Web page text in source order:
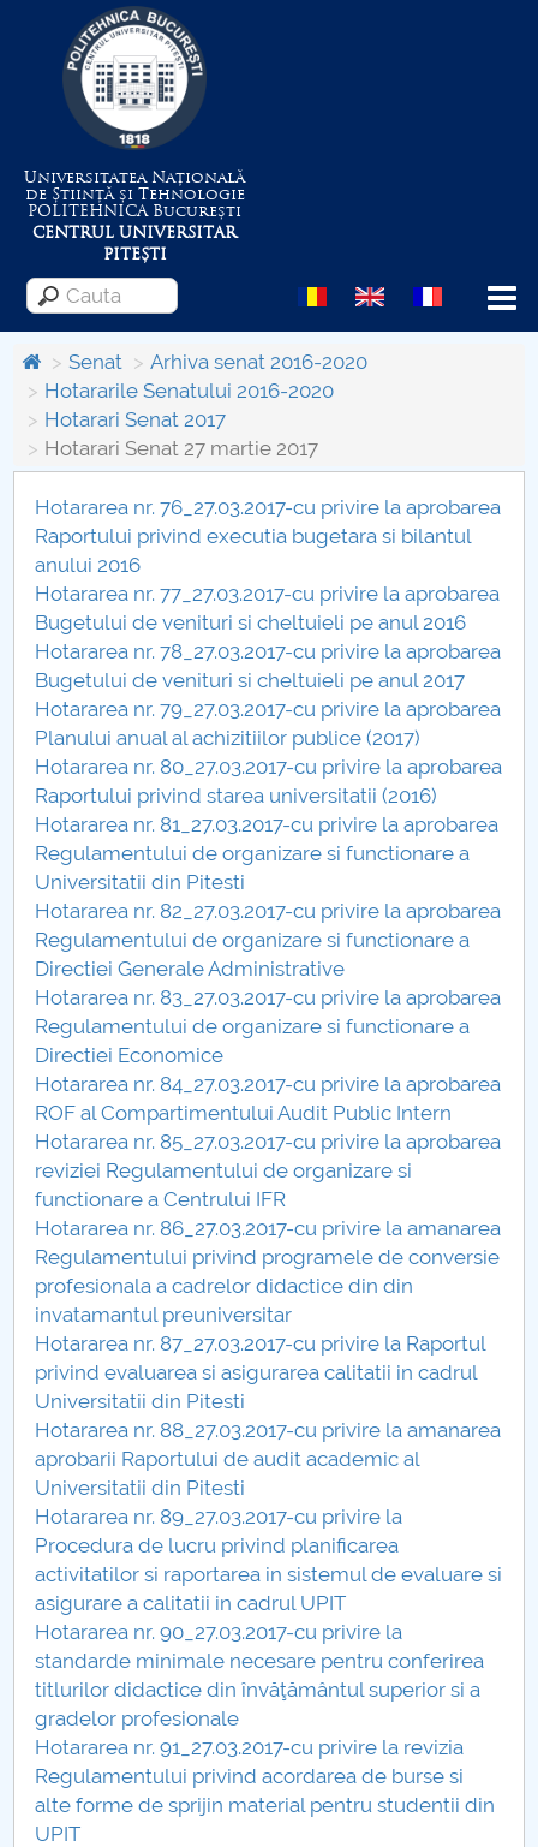
Universitatea Națională
de Știință și Tehnologie
POLITEHNICABucurești
CENTRUL UNIVERSITAR
PITEȘTI
Menu
Despre Universitate
Centrul de Management al Proiectelor
Consiliul de Administratie
Nr. de telefon si adrese Facultăți
Admitere
Români de pretutindeni - ADMITERE
Senat
Facultăți
Studenți
Ghiduri pentru STUDENȚI
Relații Publice
Relații Internaționale
PNRR
Proiect PRIM STUD
Proiect SU-ETIC
Protecția datelor personale
UNIVERSITATE pentru comunitate
IOSUD/CSUD-Doctorate
Comisie de etica unversitară
Evenimente CUP
Accesibilitate pentru studenții cu dizabilități
Raportul Conducerii Centrului Universitar Pitești
privind implementarea Planului Operațional 2020-
2024
Parteneri CUP
Centrul de Consiliere și Orientare în Carieră
Senat
Arhiva senat 2016-2020
Hotararile Senatului 2016-2020
Hotarari Senat 2017
Hotarari Senat 27 martie 2017
Hotararea nr. 76_27.03.2017-cu privire la aprobarea
Raportului privind executia bugetara si bilantul
anului 2016
Hotararea nr. 77_27.03.2017-cu privire la aprobarea
Bugetului de venituri si cheltuieli pe anul 2016
Hotararea nr. 78_27.03.2017-cu privire la aprobarea
Bugetului de venituri si cheltuieli pe anul 2017
Hotararea nr. 79_27.03.2017-cu privire la aprobarea
Planului anual al achizitiilor publice (2017)
Hotararea nr. 80_27.03.2017-cu privire la aprobarea
Raportului privind starea universitatii (2016)
Hotararea nr. 81_27.03.2017-cu privire la aprobarea
Regulamentului de organizare si functionare a
Universitatii din Pitesti
Hotararea nr. 82_27.03.2017-cu privire la aprobarea
Regulamentului de organizare si functionare a
Directiei Generale Administrative
Hotararea nr. 83_27.03.2017-cu privire la aprobarea
Regulamentului de organizare si functionare a
Directiei Economice
Hotararea nr. 84_27.03.2017-cu privire la aprobarea
ROF al Compartimentului Audit Public Intern
Hotararea nr. 85_27.03.2017-cu privire la aprobarea
reviziei Regulamentului de organizare si
functionare a Centrului IFR
Hotararea nr. 86_27.03.2017-cu privire la amanarea
Regulamentului privind programele de conversie
profesionala a cadrelor didactice din din
invatamantul preuniversitar
Hotararea nr. 87_27.03.2017-cu privire la Raportul
privind evaluarea si asigurarea calitatii in cadrul
Universitatii din Pitesti
Hotararea nr. 88_27.03.2017-cu privire la amanarea
aprobarii Raportului de audit academic al
Universitatii din Pitesti
Hotararea nr. 89_27.03.2017-cu privire la
Procedura de lucru privind planificarea
activitatilor si raportarea in sistemul de evaluare si
asigurare a calitatii in cadrul UPIT
Hotararea nr. 90_27.03.2017-cu privire la
standarde minimale necesare pentru conferirea
titlurilor didactice din învăţământul superior si a
gradelor profesionale
Hotararea nr. 91_27.03.2017-cu privire la revizia
Regulamentului privind acordarea de burse si
alte forme de sprijin material pentru studentii din
UPIT